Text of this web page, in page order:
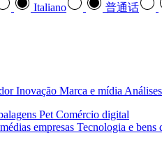
Italiano 普通话
Inovação Marca e mídia
Pet Comércio digital
empresas Tecnologia e bens